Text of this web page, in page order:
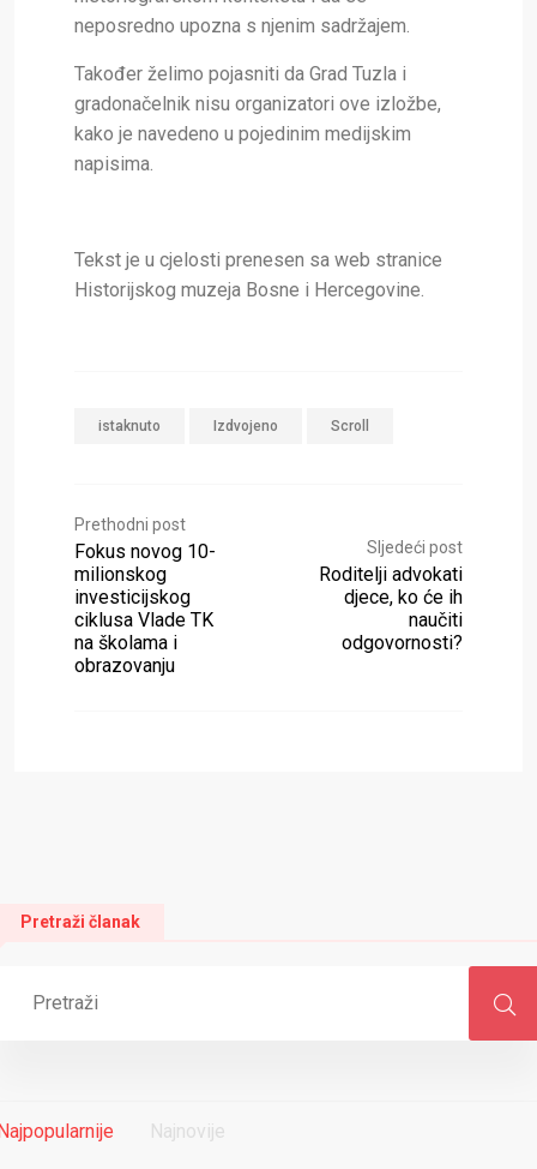
neposredno upozna s njenim sadržajem.
Također želimo pojasniti da Grad Tuzla i
gradonačelnik nisu organizatori ove izložbe,
kako je navedeno u pojedinim medijskim
napisima.
Tekst je u cjelosti prenesen sa web stranice
Historijskog muzeja Bosne i Hercegovine.
istaknuto Izdvojeno Scroll
Prethodni post
Fokus novog 10-
milionskog
investicijskog
ciklusa Vlade TK
na školama i
obrazovanju
Sljedeći post
Roditelji advokati
djece, ko će ih
naučiti
odgovornosti?
Pretraži članak
Najnovije